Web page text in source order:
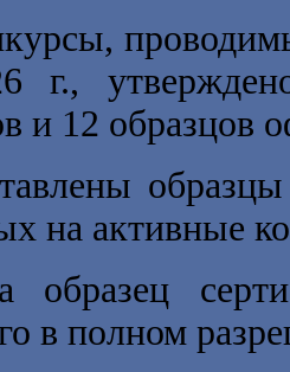
г.,
и 12 образцов
на активные
образец
в полном